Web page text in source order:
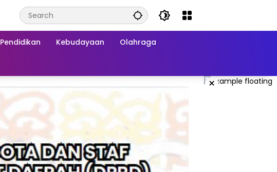
Pendidikan Kebudayaan Olahraga
×